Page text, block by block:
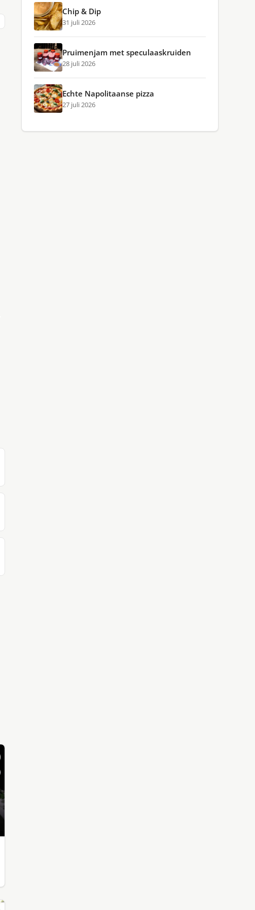
Chip & Dip
31 juli 2026
Pruimenjam met speculaaskruiden
28 juli 2026
Echte Napolitaanse pizza
27 juli 2026